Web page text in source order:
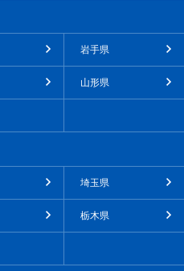
岩手県
山形県
埼玉県
栃木県